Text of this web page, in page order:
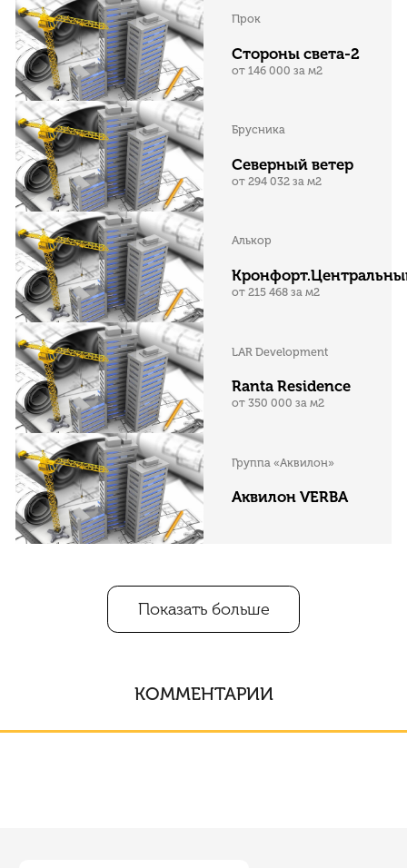
Прок
Стороны света-2
от 146 000 за м2
Брусника
Северный ветер
от 294 032 за м2
Алькор
от 215 468 за м2
LAR Development
Ranta Residence
от 350 000 за м2
Группа «Аквилон»
Аквилон VERBA
Показать больше
КОММЕНТАРИИ